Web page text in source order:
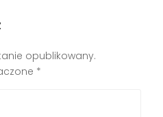
opublikowany.
*